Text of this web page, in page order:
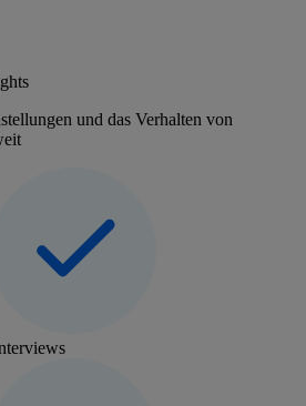
und das Verhalten von